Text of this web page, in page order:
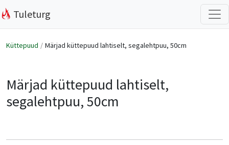
Tuleturg
Küttepuud Märjad küttepuud lahtiselt, segalehtpuu, 50cm
Märjad küttepuud lahtiselt,
segalehtpuu, 50cm